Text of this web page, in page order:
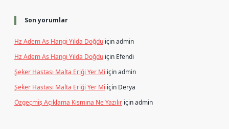
Son yorumlar
Hz Adem As Hangi Yılda Doğdu içinadmin
Hz Adem As Hangi Yılda Doğdu için Efendi
Şeker Hastası Malta Eriği Yer Mi içinadmin
Şeker Hastası Malta Eriği Yer Mi için Derya
Özgeçmiş Açıklama Kısmına Ne Yazılır içinadmin